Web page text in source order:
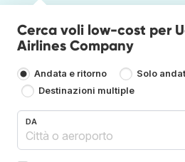
Cerca voli low-cost per
Airlines Company
Andata e ritorno
Solo
Destinazioni multiple
DA